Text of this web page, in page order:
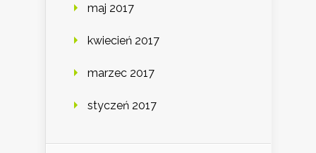
maj 2017
kwiecień 2017
marzec 2017
styczeń 2017